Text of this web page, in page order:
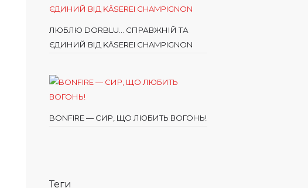
ЛЮБЛЮ DORBLU… СПРАВЖНІЙ ТА
ЄДИНИЙ ВІД KÄSEREI CHAMPIGNON
BONFIRE — СИР, ЩО ЛЮБИТЬ ВОГОНЬ!
Теги